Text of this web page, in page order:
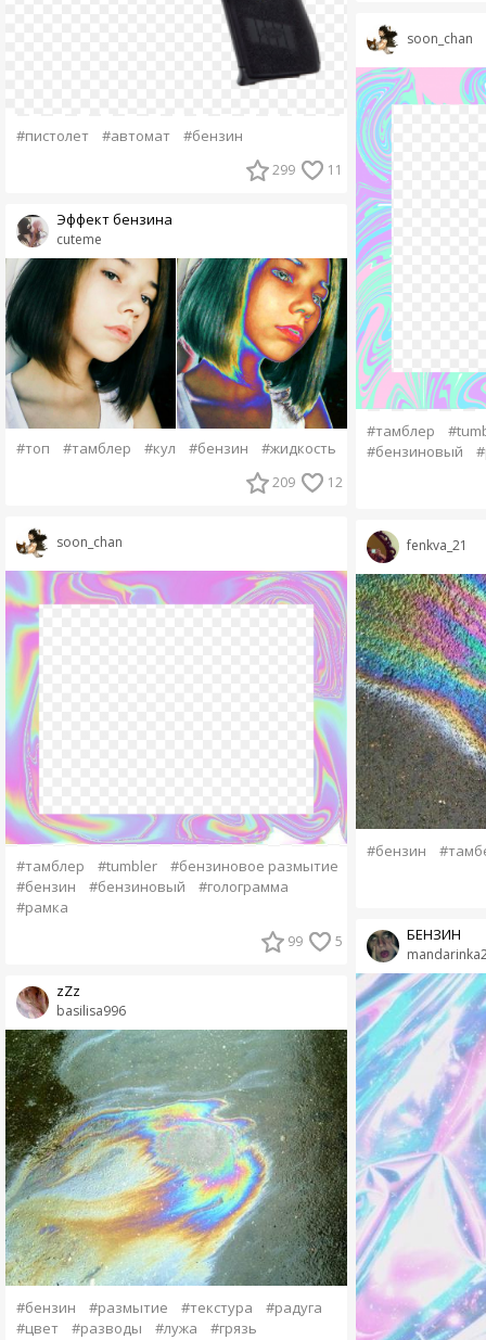
#пистолет #автомат #бензин
299 11
cuteme
Эффект бензина
#топ #тамблер #кул #бензин #жидкость
209 12
soon_chan
#тамблер #tumbler
#бензиновое размытие
#бензин
#бензиновый
#голограмма
#рамка
99 5
basilisa996
zZz
#бензин #размытие #текстура
#радуга
#цвет
#разводы #лужа #грязь
soon_chan
#тамблер
#бензиновый
fenkva_21
#бензин
БЕНЗИН